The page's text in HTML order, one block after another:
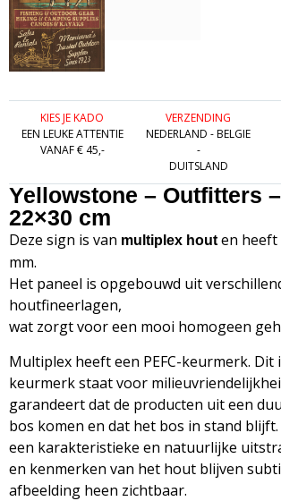
KIES JE KADO
EEN LEUKE ATTENTIE
VANAF € 45,-
VERZENDING
NEDERLAND - BELGIE
-
DUITSLAND
Yellowstone – Outfitters
22×30 cm
Deze sign is van multiplex houten heeft
mm.
Het paneel is opgebouwd uit
houtfineerlagen,
wat zorgt voor een mooi homogeen
Multiplex heeft een PEFC-keurmerk.
keurmerk staat voor
garandeert dat de producten uit een
bos komen en dat het bos in stand
een karakteristieke en natuurlijke
en kenmerken van het hout blijven
afbeelding heen zichtbaar.